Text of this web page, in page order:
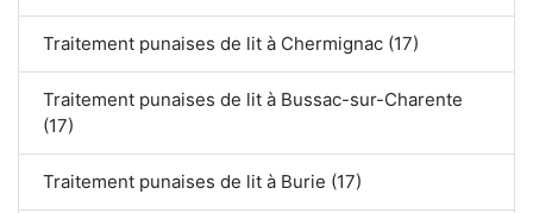
Traitement punaises de lit à Chermignac (17)
Traitement punaises de lit à Bussac-sur-Charente
(17)
Traitement punaises de lit à Burie (17)